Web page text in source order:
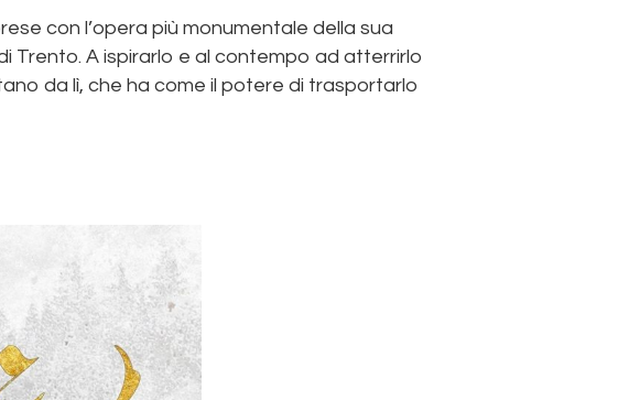
con l’opera più monumentale della sua
Trento. A ispirarlo e al contempo ad atterrirlo
da lì, che ha come il potere di trasportarlo